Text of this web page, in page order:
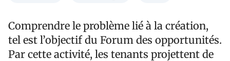
Comprendre le problème lié à la création,
tel est l’objectif du Forum des opportunités.
Par cette activité, les tenants projettent de